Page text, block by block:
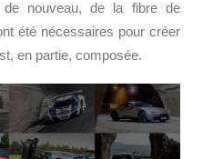
nouveau, de la fibre de
été nécessaires pour créer
en partie, composée.